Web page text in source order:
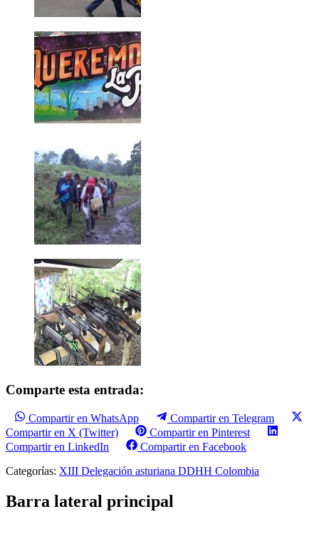
Comparte esta entrada:
Compartir en WhatsApp
Compartir en Telegram
Compartir en X (Twitter)
Compartir en Pinterest
Compartir en LinkedIn
Compartir en Facebook
Categorías: XIII Delegación asturiana DDHH Colombia
Barra lateral principal